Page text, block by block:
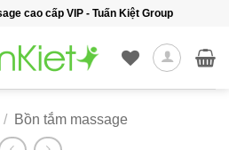
cao cấp VIP - Tuấn Kiệt Group
/ Bồn tắm massage